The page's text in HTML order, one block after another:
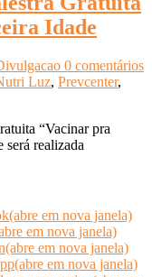
Idade
0 comentários
Luz, Prevcenter,
“Vacinar pra
será realizada
em nova janela)
em nova janela)
em nova janela)
em nova janela)